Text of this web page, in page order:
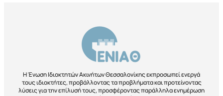
Η Ένωση Ιδιοκτητών Ακινήτων Θεσσαλονίκης εκπροσωπεί ενεργά
τους ιδιοκτήτες, προβάλλοντας τα προβλήματα και προτείνοντας
λύσεις για την επίλυσή τους, προσφέροντας παράλληλα ενημέρωση